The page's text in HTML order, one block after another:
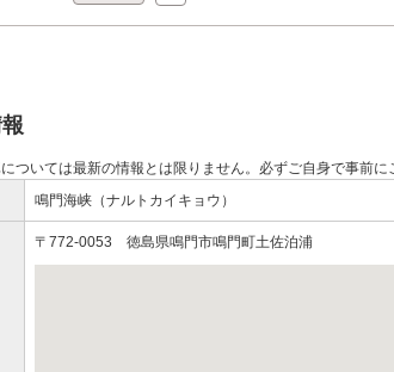
ついては最新の情報とは限りません。必ずご自身で事前に
鳴門海峡（ナルトカイキョウ）
〒772-0053 徳島県鳴門市鳴門町土佐泊浦